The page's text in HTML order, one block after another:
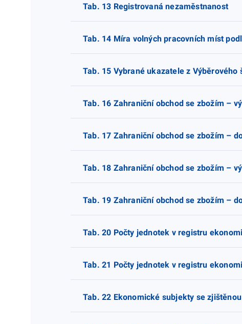
Tab. 13 Registrovaná nezaměstnanost
Tab. 14 Míra volných pracovních míst
Tab. 15 Vybrané ukazatele z
Tab. 16 Zahraniční obchod se zbožím –
Tab. 17 Zahraniční obchod se zbožím –
Tab. 18 Zahraniční obchod se zbožím –
Tab. 19 Zahraniční obchod se zbožím –
Tab. 20 Počty jednotek v registru
Tab. 21 Počty jednotek v registru
Tab. 22 Ekonomické subjekty se